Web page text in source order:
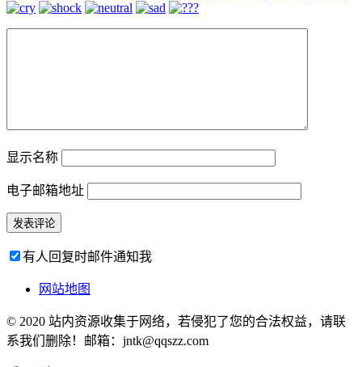
显示名称
电子邮箱地址
有人回复时邮件通知我
网站地图
© 2020 站内资源收集于网络，若侵犯了您的合法权益，请联
系我们删除！邮箱：jntk@qqszz.com